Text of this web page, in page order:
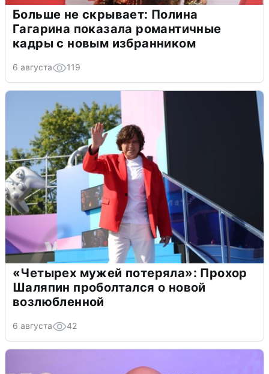
Больше не скрывает: Полина
Гагарина показала романтичные
кадры с новым избранником
6 августа 119
«Четырех мужей потеряла»: Прохор
Шаляпин проболтался о новой
возлюбленной
6 августа 42